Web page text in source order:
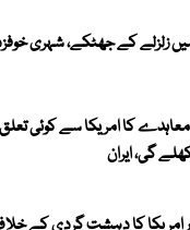
زلزلے کے جھٹکے، شہری
کا امریکا سے کوئی تعلق
گی، ایران